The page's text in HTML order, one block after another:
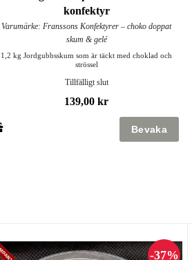
konfektyr
Varumärke: Franssons Konfektyrer – choko doppat
skum & gelé
1,2 kg Jordgubbsskum som är täckt med choklad och
strössel
Tillfälligt slut
139,00 kr